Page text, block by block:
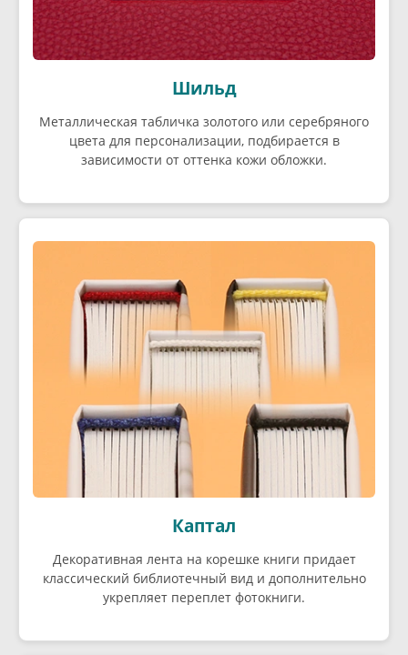
Шильд
Металлическая табличка золотого или серебряного
цвета для персонализации, подбирается в
зависимости от оттенка кожи обложки.
Каптал
Декоративная лента на корешке книги придает
классический библиотечный вид и дополнительно
укрепляет переплет фотокниги.